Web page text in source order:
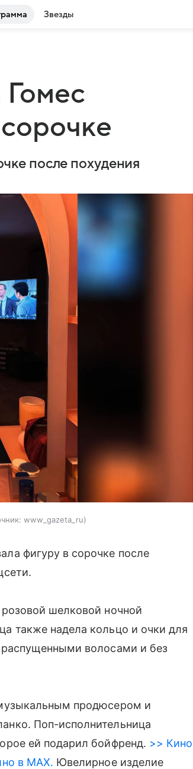
Звезды
после похудения
www_gazeta_ru
фигуру в сорочке после
шелковой ночной
также надела кольцо и очки для
распущенными волосами и без
продюсером и
Поп-исполнительница
ей подарил бойфренд. >> Кино
в MAX. Ювелирное изделие